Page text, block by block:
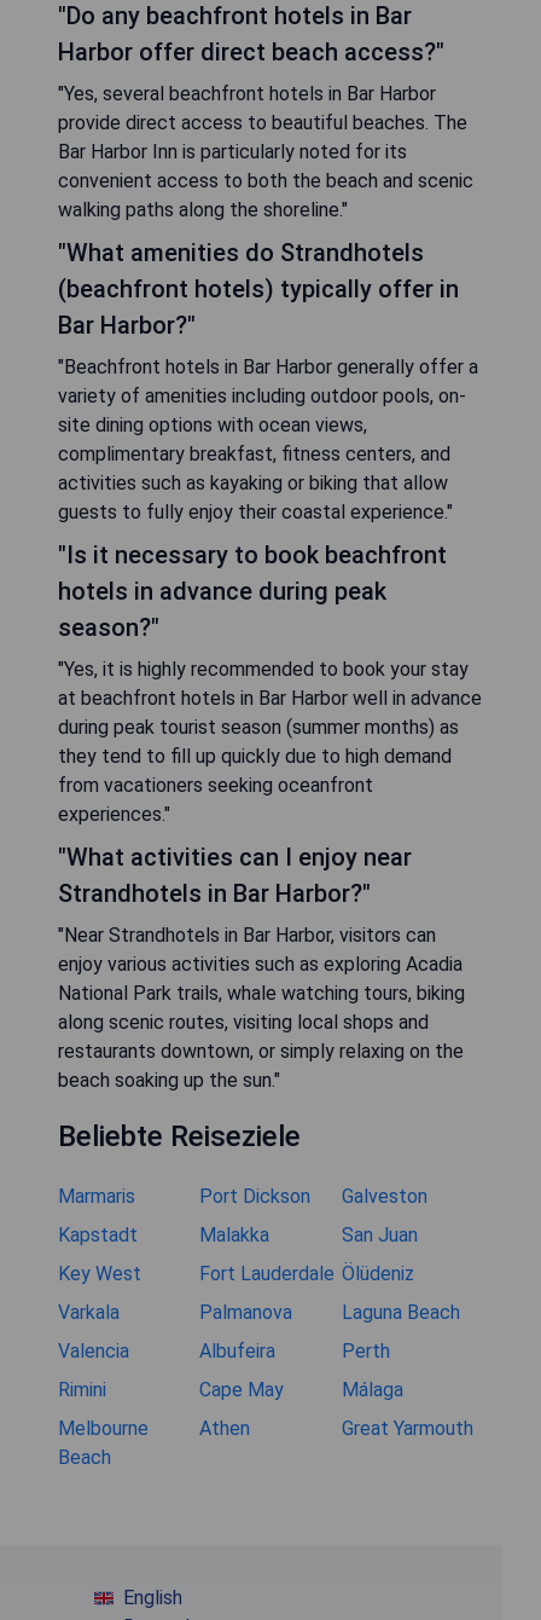
"Do any beachfront hotels in Bar
Harbor offer direct beach access?"
"Yes, several beachfront hotels in Bar Harbor
provide direct access to beautiful beaches. The
Bar Harbor Inn is particularly noted for its
convenient access to both the beach and scenic
walking paths along the shoreline."
"What amenities do Strandhotels
(beachfront hotels) typically offer in
Bar Harbor?"
"Beachfront hotels in Bar Harbor generally offer a
variety of amenities including outdoor pools, on-
site dining options with ocean views,
complimentary breakfast, fitness centers, and
activities such as kayaking or biking that allow
guests to fully enjoy their coastal experience."
"Is it necessary to book beachfront
hotels in advance during peak
season?"
"Yes, it is highly recommended to book your stay
at beachfront hotels in Bar Harbor well in advance
during peak tourist season (summer months) as
they tend to fill up quickly due to high demand
from vacationers seeking oceanfront
experiences."
"What activities can I enjoy near
Strandhotels in Bar Harbor?"
"Near Strandhotels in Bar Harbor, visitors can
enjoy various activities such as exploring Acadia
National Park trails, whale watching tours, biking
along scenic routes, visiting local shops and
restaurants downtown, or simply relaxing on the
beach soaking up the sun."
Beliebte Reiseziele
Marmaris Port Dickson
Galveston
Kapstadt
Malakka
San Juan
Key West
Fort Lauderdale Ölüdeniz
Varkala
Palmanova
Laguna Beach
Valencia
Albufeira
Perth
Rimini
Cape May
Málaga
Melbourne
Beach
Athen Great Yarmouth
English